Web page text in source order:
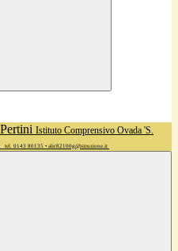
Istituto Comprensivo Ovada 'S.
tel. 0143 80135 • alic82100g@istruzione.it